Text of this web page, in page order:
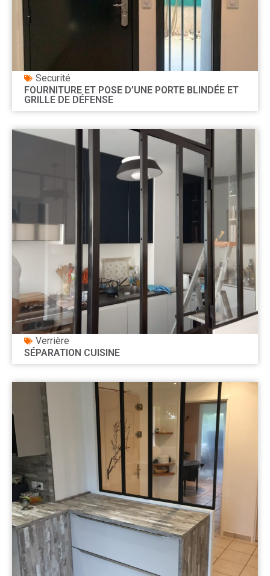
Securité
FOURNITURE ET POSE D’UNE PORTE BLINDÉE ET
GRILLE DE DÉFENSE
Verrière
SÉPARATION CUISINE